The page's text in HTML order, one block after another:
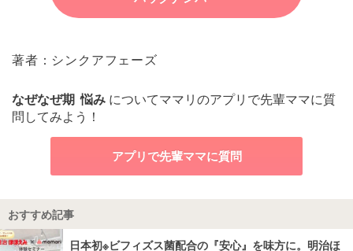
著者：シンクアフェーズ
なぜなぜ期 悩み についてママリのアプリで先輩ママに質
問してみよう！
アプリで先輩ママに質問
おすすめ記事
日本初※ビフィズス菌配合の『安心』を味方に。明治ほ